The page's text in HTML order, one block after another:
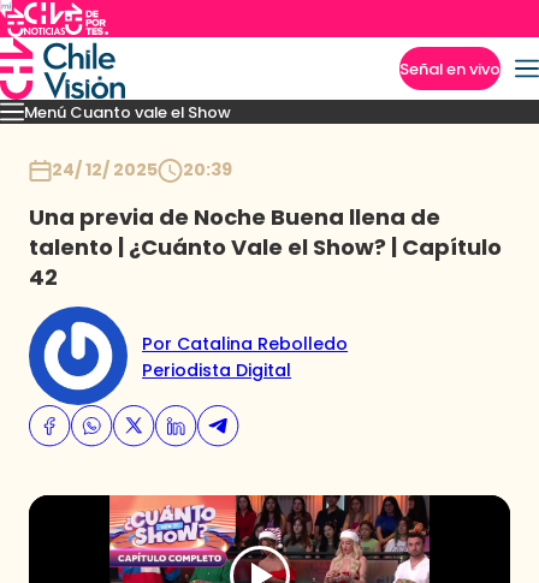
Señal en vivo
Menú Cuanto vale el Show
Momentos Presentaciones Capítulos Casting Noticias
24/ 12/ 2025 20:39
Una previa de Noche Buena llena de
talento | ¿Cuánto Vale el Show? | Capítulo
42
Por Catalina Rebolledo
Periodista Digital
Imperdibles
Programas